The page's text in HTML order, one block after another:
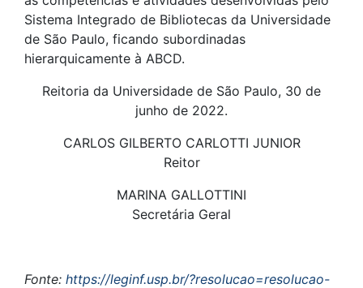
Sistema Integrado de Bibliotecas da Universidade
de São Paulo, ficando subordinadas
hierarquicamente à ABCD.
Reitoria da Universidade de São Paulo, 30 de
junho de 2022.
CARLOS GILBERTO CARLOTTI JUNIOR
Reitor
MARINA GALLOTTINI
Secretária Geral
Fonte: https://leginf.usp.br/?resolucao=resolucao-